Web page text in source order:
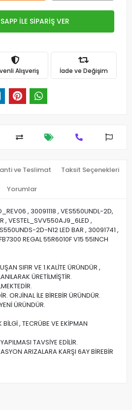
İLE SİPARİŞ VER
Alışveriş İade ve Değişim
ve Teslimat Taksit Seçenekleri
Yorumlar
, 30091118 , VES550UNDL-2D,
, VESTEL_SVV550AJ9_6LED ,
2D-N12 LED BAR , 30091741 ,
REGAL 55R6010F V15 55INCH
SIFIR VE 1.KALİTE ÜRÜNDÜR ,
ÜRETİLMİŞTİR.
ORJİNAL İLE BİREBİR ÜRÜNDÜR.
ÜRÜNDÜR.
, TECRÜBE VE EKİPMAN
TAVSİYE EDİLİR.
ARIZALARA KARŞI 6AY BİREBİR